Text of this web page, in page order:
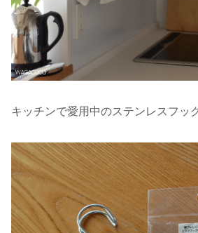
キッチンで愛用中のステンレスフッ